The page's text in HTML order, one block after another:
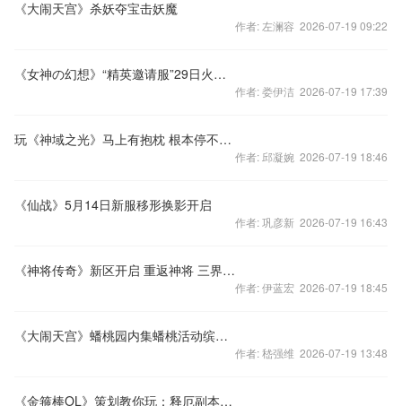
《大闹天宫》杀妖夺宝击妖魔
作者: 左澜容 2026-07-19 09:22
《女神の幻想》“精英邀请服”29日火爆开启
作者: 娄伊洁 2026-07-19 17:39
玩《神域之光》马上有抱枕 根本停不下来
作者: 邱凝婉 2026-07-19 18:46
《仙战》5月14日新服移形换影开启
作者: 巩彦新 2026-07-19 16:43
《神将传奇》新区开启 重返神将 三界再战
作者: 伊蓝宏 2026-07-19 18:45
《大闹天宫》蟠桃园内集蟠桃活动缤纷开启
作者: 嵇强维 2026-07-19 13:48
《金箍棒OL》策划教你玩：释厄副本的战斗技巧